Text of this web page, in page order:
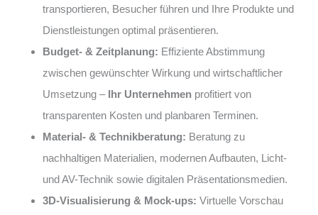
transportieren, Besucher führen und Ihre Produkte und
Dienstleistungen optimal präsentieren.
Budget- & Zeitplanung: Effiziente Abstimmung
zwischen gewünschter Wirkung und wirtschaftlicher
Umsetzung – Ihr Unternehmen profitiert von
transparenten Kosten und planbaren Terminen.
Material- & Technikberatung: Beratung zu
nachhaltigen Materialien, modernen Aufbauten, Licht-
und AV-Technik sowie digitalen Präsentationsmedien.
3D-Visualisierung & Mock-ups: Virtuelle Vorschau